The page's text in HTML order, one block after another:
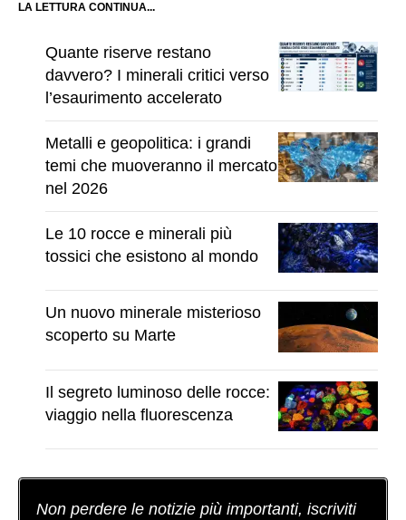
LA LETTURA CONTINUA...
Quante riserve restano
davvero? I minerali critici verso
l’esaurimento accelerato
Metalli e geopolitica: i grandi
temi che muoveranno il mercato
nel 2026
Le 10 rocce e minerali più
tossici che esistono al mondo
Un nuovo minerale misterioso
scoperto su Marte
Il segreto luminoso delle rocce:
viaggio nella fluorescenza
Non perdere le notizie più importanti, iscriviti